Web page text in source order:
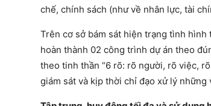
chế, chính sách (như về nhân lực, tài
Trên cơ sở bám sát hiện trạng tình
hoàn thành 02 công trình dự án theo
theo tinh thần “6 rõ: rõ người, rõ việc,
giám sát và kịp thời chỉ đạo xử lý